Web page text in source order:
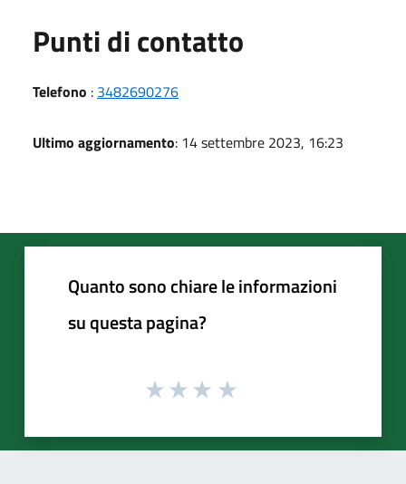
Punti di contatto
Telefono : 3482690276
Ultimo aggiornamento: 14 settembre 2023, 16:23
Quanto sono chiare le informazioni
su questa pagina?